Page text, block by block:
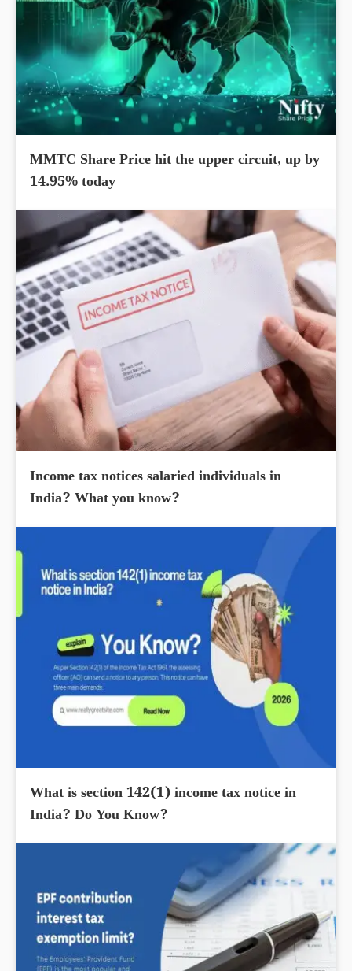
MMTC Share Price hit the upper circuit, up by
14.95% today
Income tax notices salaried individuals in
India? What you know?
What is section 142(1) income tax notice in
India? Do You Know?